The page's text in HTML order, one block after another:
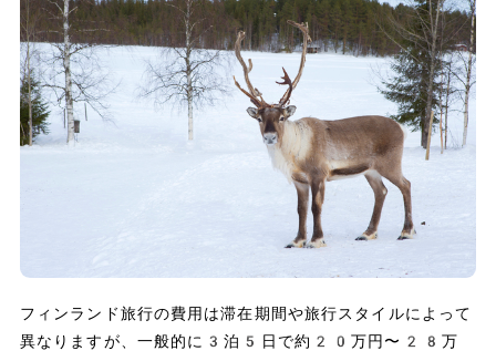
フィンランド旅行の費用は滞在期間や旅行スタイルによって
異なりますが、一般的に3泊5日で約20万円〜28万